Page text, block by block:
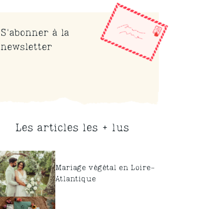
S'abonner à la
newsletter
Les articles les + lus
Mariage végétal en Loire-
Atlantique